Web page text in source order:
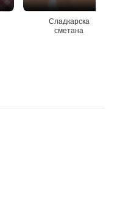
Сладкарска
сметана